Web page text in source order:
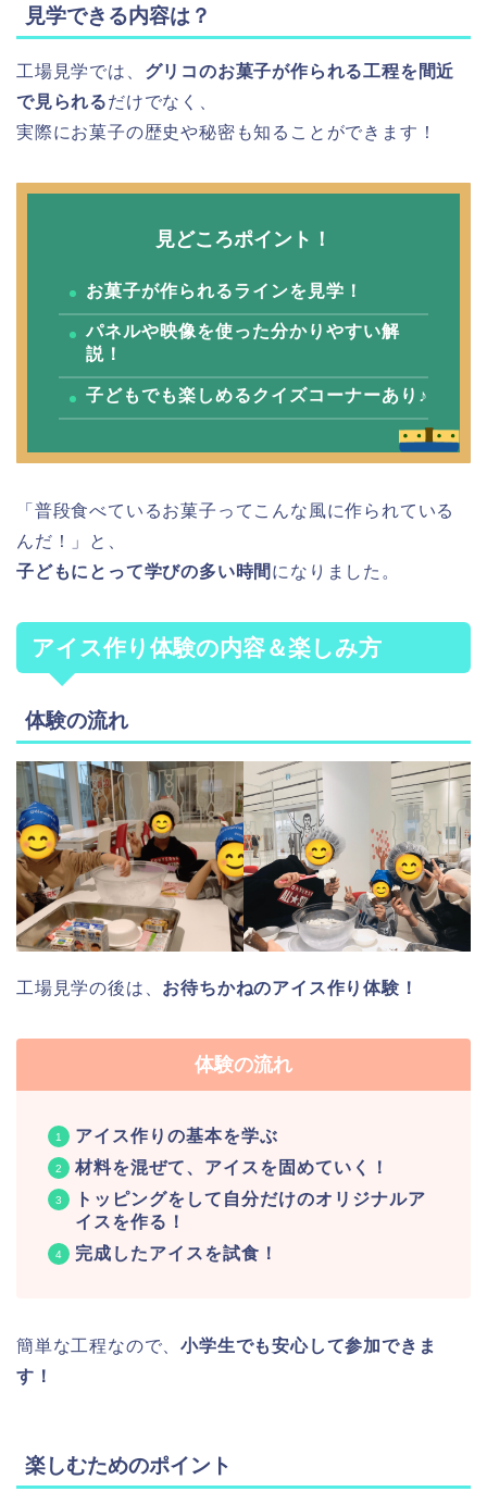
見学できる内容は？
工場見学では、 グリコのお菓子が作られる工程を間近
で見られるだけでなく、
実際にお菓子の歴史や秘密も知ることができます！
見どころポイント！
お菓子が作られるラインを見学！
パネルや映像を使った分かりやすい解
説！
子どもでも楽しめるクイズコーナーあり♪
「普段食べているお菓子ってこんな風に作られている
んだ！」と、
子どもにとって学びの多い時間 になりました。
アイス作り体験の内容＆楽しみ方
体験の流れ
工場見学の後は、 お待ちかねのアイス作り体験！
体験の流れ
アイス作りの基本を学ぶ
材料を混ぜて、アイスを固めていく！
トッピングをして自分だけのオリジナルア
イスを作る！
完成したアイスを試食！
簡単な工程なので、小学生でも安心して参加できま
す！
楽しむためのポイント